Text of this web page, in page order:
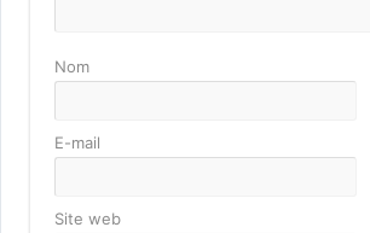
Nom
E-mail
Site web